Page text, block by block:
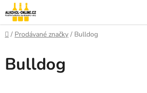
Přejít
na
obsah
Domů
/ Prodávané značky / Bulldog
Bulldog